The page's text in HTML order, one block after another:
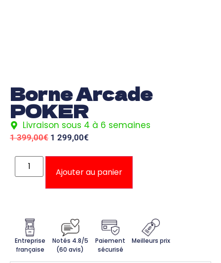
Borne Arcade
POKER
Livraison sous 4 à 6 semaines
1 399,00€ 1 299,00€
Ajouter au panier
Entreprise
française
Notés 4.8/5
(60 avis)
Paiement
sécurisé
Meilleurs prix